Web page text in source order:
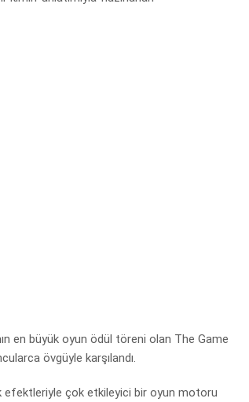
en büyük oyun ödül töreni olan The Game
övgüyle karşılandı.
efektleriyle çok etkileyici bir oyun motoru